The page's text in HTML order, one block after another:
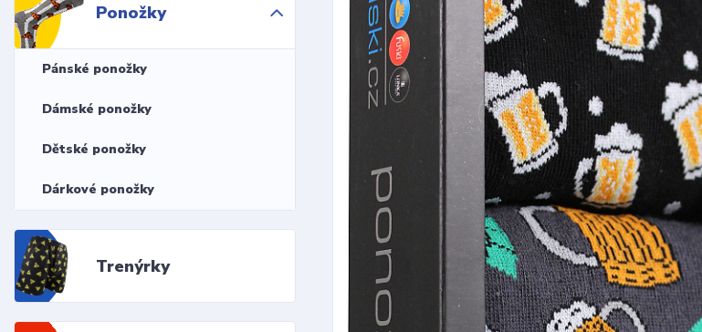
Ponožky
Pánské ponožky
Dámské ponožky
Dětské ponožky
Dárkové ponožky
Trenýrky